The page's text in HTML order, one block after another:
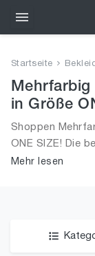
Bekleidung
Schuhe
Startseite
Mehrfarbig
in Größe
Shoppen
ONE SIZE! Die
Größe Auswahl
Mehr lesen